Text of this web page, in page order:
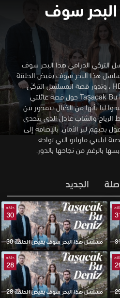
سوف
6 من المسلسل التركي الدرامي هذا البحر سوف
هذا البحر سوف يفيض الحلقة
،وتدور قصة المسلسل التركي
هذا البحر سوف يفيض Taşacak Bu Deniz حول قصة عائلتي
لنا بأنها من الخيال تتمحور بين
والشاب عادل الذي يتحدى
بحبهم لبر الأمان. بالإضافة إلى
ايليني ماريانو التي تواجه
بالرغم من نجاحها بالدور.
الجديد
حلقة
30
مسلسل هذا البحر سوف يفيض الحلقة 30
حلقة
28
مسلسل هذا البحر سوف يفيض الحلقة 28